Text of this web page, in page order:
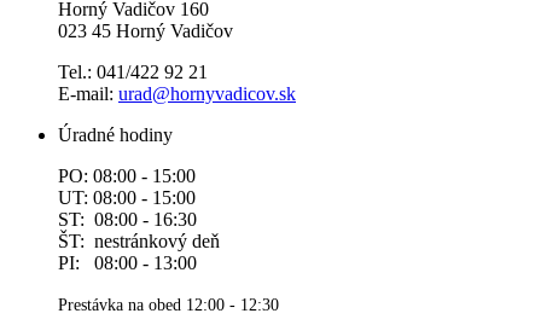
Horný Vadičov 160
023 45 Horný Vadičov
Tel.: 041/422 92 21
E-mail: urad@hornyvadicov.sk
Úradné hodiny
PO: 08:00 - 15:00
UT: 08:00 - 15:00
ST: 08:00 - 16:30
ŠT: nestránkový deň
PI: 08:00 - 13:00
Prestávka na obed 12:00 - 12:30